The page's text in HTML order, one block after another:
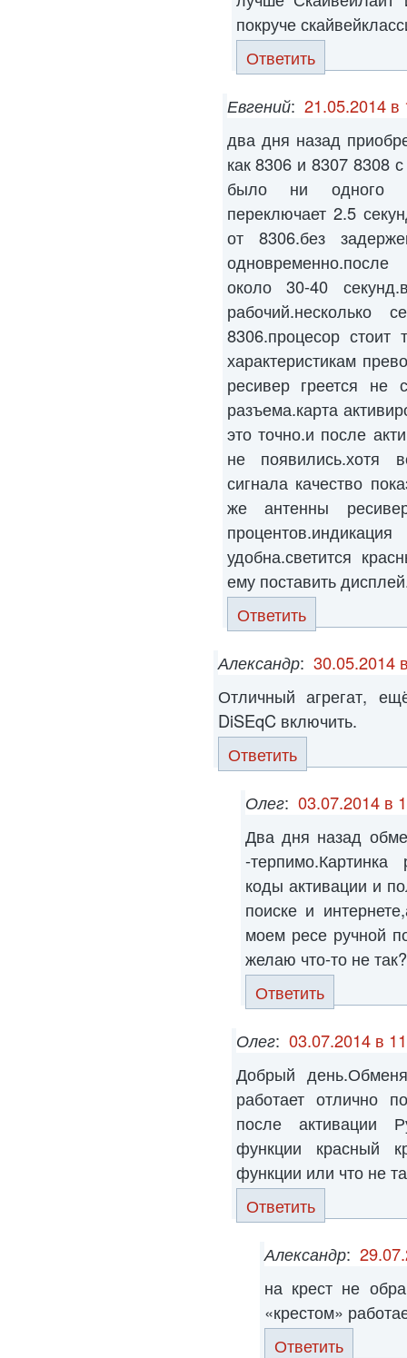
покруче
Ответить
Евгений: 21.05.2014 в
два дня назад
как 8306 и 8307 8308
было ни одного
переключает 2.5
от 8306.без
около 30-40
рабочий.несколько
8306.процесор
характеристикам
ресивер греется не
разъема.карта
это точно.и после
не появились.хотя
сигнала качество
же антенны
удобна.светится
ему поставить
Ответить
Александр: 30.05.2014
Отличный агрегат,
DiSEqC включить.
Ответить
Олег: 03.07.2014 в
Два дня назад
-
коды активации и
поиске и
моем ресе ручной
желаю что-то не так?
Ответить
Олег: 03.07.2014 в
Добрый
работает отлично
после активации
функции красный
функции или что не
Ответить
Александр:
на крест не
«крестом»
Ответить